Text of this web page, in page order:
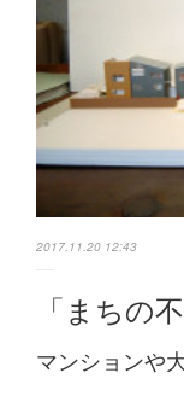
2017.11.20 12:43
「まち
マンションや